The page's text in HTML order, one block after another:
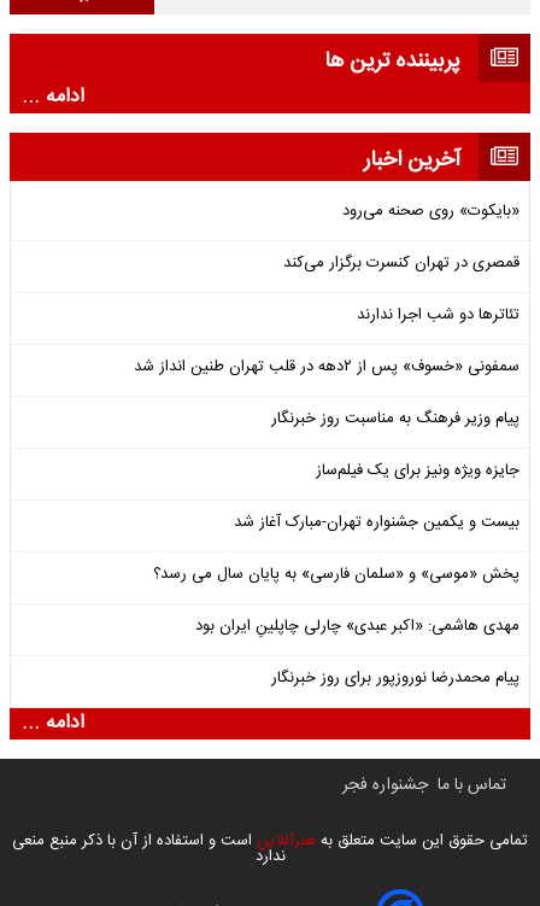
پربیننده ترین ها
ادامه ...
آخرین اخبار
«بایکوت» روی صحنه می‌رود
قمصری در تهران کنسرت برگزار می‌کند
تئاترها دو شب اجرا ندارند
سمفونی «خسوف» پس از ۲دهه در قلب تهران طنین انداز شد
پیام وزیر فرهنگ به مناسبت روز خبرنگار
جایزه ویژه ونیز برای یک فیلم‌ساز
بیست و یکمین جشنواره تهران-مبارک آغاز شد
پخش «موسی» و «سلمان فارسی» به پایان سال می رسد؟
مهدی هاشمی: «اکبر عبدی» چارلی چاپلینِ ایران بود
پیام محمدرضا نوروزپور برای روز خبرنگار
ادامه ...
تماس با ما جشنواره فجر
تمامی حقوق این سایت متعلق به هنرآنلاین است و استفاده از آن با ذکر منبع منعی
ندارد